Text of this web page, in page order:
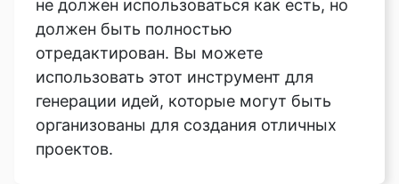
не должен использоваться как есть, но
должен быть полностью
отредактирован. Вы можете
использовать этот инструмент для
генерации идей, которые могут быть
организованы для создания отличных
проектов.